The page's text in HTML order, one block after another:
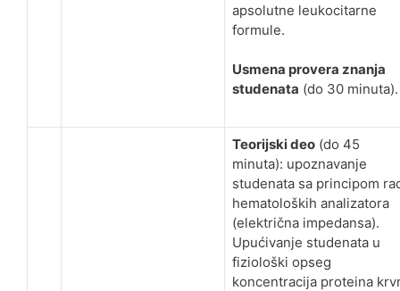
apsolutne leukocitarne
formule.
Usmena provera znanja
studenata (do 30 minuta).
Teorijski deo (do 45
minuta): upoznavanje
studenata sa principom
hematoloških analizatora
(električna impedansa).
Upućivanje studenata u
fiziološki opseg
koncentracija proteina